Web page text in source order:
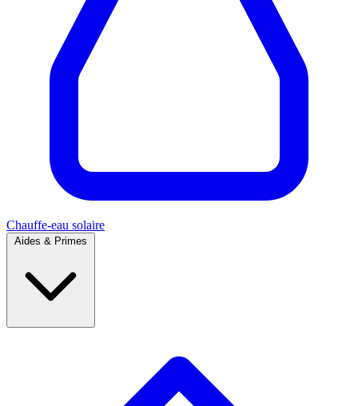
Chauffe-eau solaire